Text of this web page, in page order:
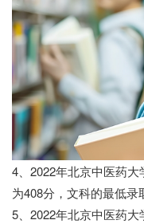
4、2022年北京中医药
为408分，文科的最低录
5、2022年北京中医药